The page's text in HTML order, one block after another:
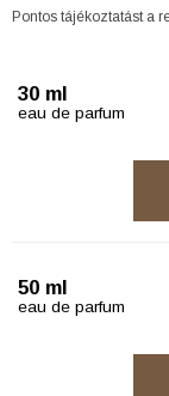
Pontos tájékoztatást a
30 ml
eau de parfum
50 ml
eau de parfum